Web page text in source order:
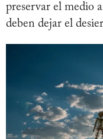
preservar el medio
deben dejar el